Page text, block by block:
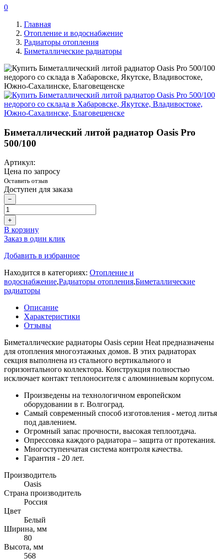
0
Главная
Отопление и водоснабжение
Радиаторы отопления
Биметаллические радиаторы
Биметаллический литой радиатор Oasis Pro
500/100
Артикул:
Цена по запросу
Оставить отзыв
Доступен для заказа
−
+
В корзину
Заказ в один клик
Добавить в избранное
Находится в категориях: Отопление и
водоснабжение,Радиаторы отопления,Биметаллические
радиаторы
Описание
Характеристики
Отзывы
Биметаллические радиаторы Oasis серии Heat предназначены
для отопления многоэтажных домов. В этих радиаторах
секция выполнена из стального вертикального и
горизонтального коллектора. Конструкция полностью
исключает контакт теплоносителя с алюминиевым корпусом.
Произведены на технологичном европейском
оборудовании в г. Волгоград.
Самый современный способ изготовления - метод литья
под давлением.
Огромный запас прочности, высокая теплоотдача.
Опрессовка каждого радиатора – защита от протекания.
Многоступенчатая система контроля качества.
Гарантия - 20 лет.
Производитель
Oasis
Страна производитель
Россия
Цвет
Белый
Ширина, мм
80
Высота, мм
568